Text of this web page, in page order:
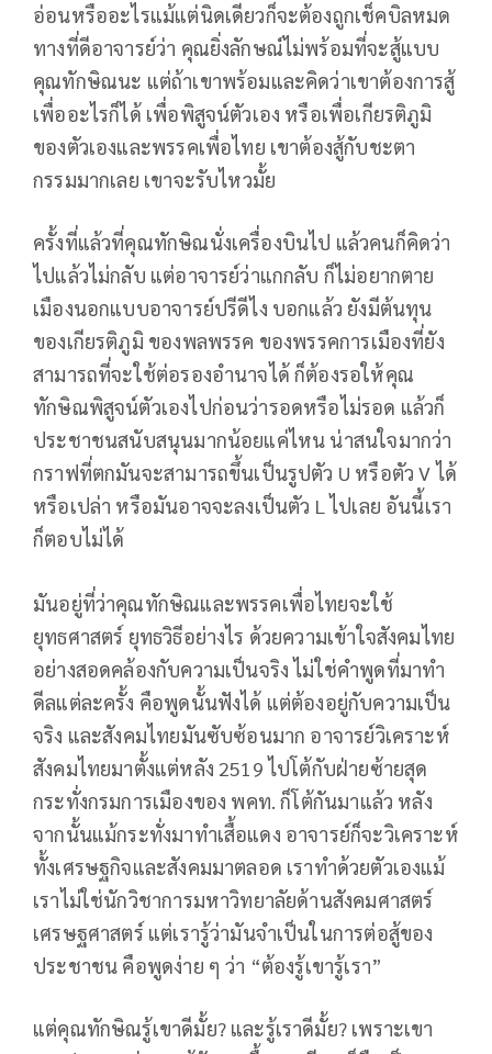
อ่อนหรืออะไรแม้แต่นิดเดียวก็จะต้องถูกเช็คบิลหมด
ทางที่ดีอาจารย์ว่า คุณยิ่งลักษณ์ไม่พร้อมที่จะสู้แบบ
คุณทักษิณนะ แต่ถ้าเขาพร้อมและคิดว่าเขาต้องการสู้
เพื่ออะไรก็ได้ เพื่อพิสูจน์ตัวเอง หรือเพื่อเกียรติภูมิ
ของตัวเองและพรรคเพื่อไทย เขาต้องสู้กับชะตา
กรรมมากเลย เขาจะรับไหวมั้ย
ครั้งที่แล้วที่คุณทักษิณนั่งเครื่องบินไป แล้วคนก็คิดว่า
ไปแล้วไม่กลับ แต่อาจารย์ว่าแกกลับ ก็ไม่อยากตาย
เมืองนอกแบบอาจารย์ปรีดีไง บอกแล้ว ยังมีต้นทุน
ของเกียรติภูมิ ของพลพรรค ของพรรคการเมืองที่ยัง
สามารถที่จะใช้ต่อรองอำนาจได้ ก็ต้องรอให้คุณ
ทักษิณพิสูจน์ตัวเองไปก่อนว่ารอดหรือไม่รอด แล้วก็
ประชาชนสนับสนุนมากน้อยแค่ไหน น่าสนใจมากว่า
กราฟที่ตกมันจะสามารถขึ้นเป็นรูปตัว U หรือตัว V ได้
หรือเปล่า หรือมันอาจจะลงเป็นตัว L ไปเลย อันนี้เรา
ก็ตอบไม่ได้
มันอยู่ที่ว่าคุณทักษิณและพรรคเพื่อไทยจะใช้
ยุทธศาสตร์ ยุทธวิธีอย่างไร ด้วยความเข้าใจสังคมไทย
อย่างสอดคล้องกับความเป็นจริง ไม่ใช่คำพูดที่มาทำ
ดีลแต่ละครั้ง คือพูดนั้นฟังได้ แต่ต้องอยู่กับความเป็น
จริง และสังคมไทยมันซับซ้อนมาก อาจารย์วิเคราะห์
สังคมไทยมาตั้งแต่หลัง 2519 ไปโต้กับฝ่ายซ้ายสุด
กระทั่งกรมการเมืองของ พคท. ก็โต้กันมาแล้ว หลัง
จากนั้นแม้กระทั่งมาทำเสื้อแดง อาจารย์ก็จะวิเคราะห์
ทั้งเศรษฐกิจและสังคมมาตลอด เราทำด้วยตัวเองแม้
เราไม่ใช่นักวิชาการมหาวิทยาลัยด้านสังคมศาสตร์
เศรษฐศาสตร์ แต่เรารู้ว่ามันจำเป็นในการต่อสู้ของ
ประชาชน คือพูดง่าย ๆ ว่า “ต้องรู้เขารู้เรา”
แต่คุณทักษิณรู้เขาดีมั้ย? และรู้เราดีมั้ย? เพราะเขา